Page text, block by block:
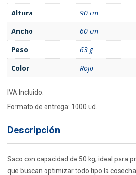
Altura
90 cm
Ancho
60 cm
Peso
63 g
Color
Rojo
IVA Incluido.
Formato de entrega: 1000 ud.
Descripción
Saco con capacidad de 50 kg, ideal para
que buscan optimizar todo tipo la